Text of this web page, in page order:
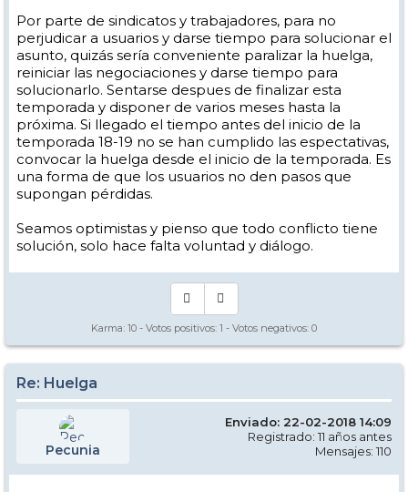
Por parte de sindicatos y trabajadores, para no
perjudicar a usuarios y darse tiempo para solucionar el
asunto, quizás sería conveniente paralizar la huelga,
reiniciar las negociaciones y darse tiempo para
solucionarlo. Sentarse despues de finalizar esta
temporada y disponer de varios meses hasta la
próxima. Si llegado el tiempo antes del inicio de la
temporada 18-19 no se han cumplido las espectativas,
convocar la huelga desde el inicio de la temporada. Es
una forma de que los usuarios no den pasos que
supongan pérdidas.
Seamos optimistas y pienso que todo conflicto tiene
solución, solo hace falta voluntad y diálogo.
Karma: 10 - Votos positivos: 1 - Votos negativos: 0
Re: Huelga
Pecunia
Enviado: 22-02-2018 14:09
Registrado: 11 años antes
Mensajes: 110